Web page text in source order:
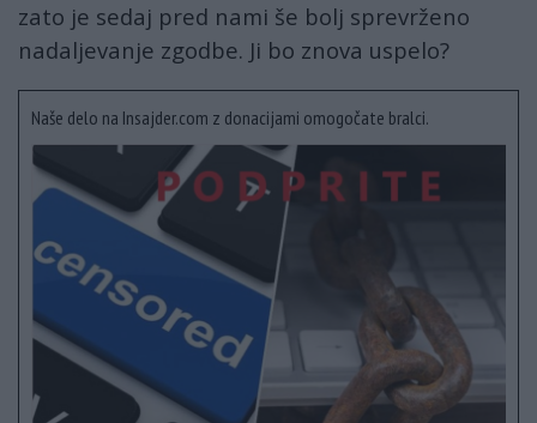
zato je sedaj pred nami še bolj sprevrženo
nadaljevanje zgodbe. Ji bo znova uspelo?
Naše delo na Insajder.com z donacijami omogočate bralci.